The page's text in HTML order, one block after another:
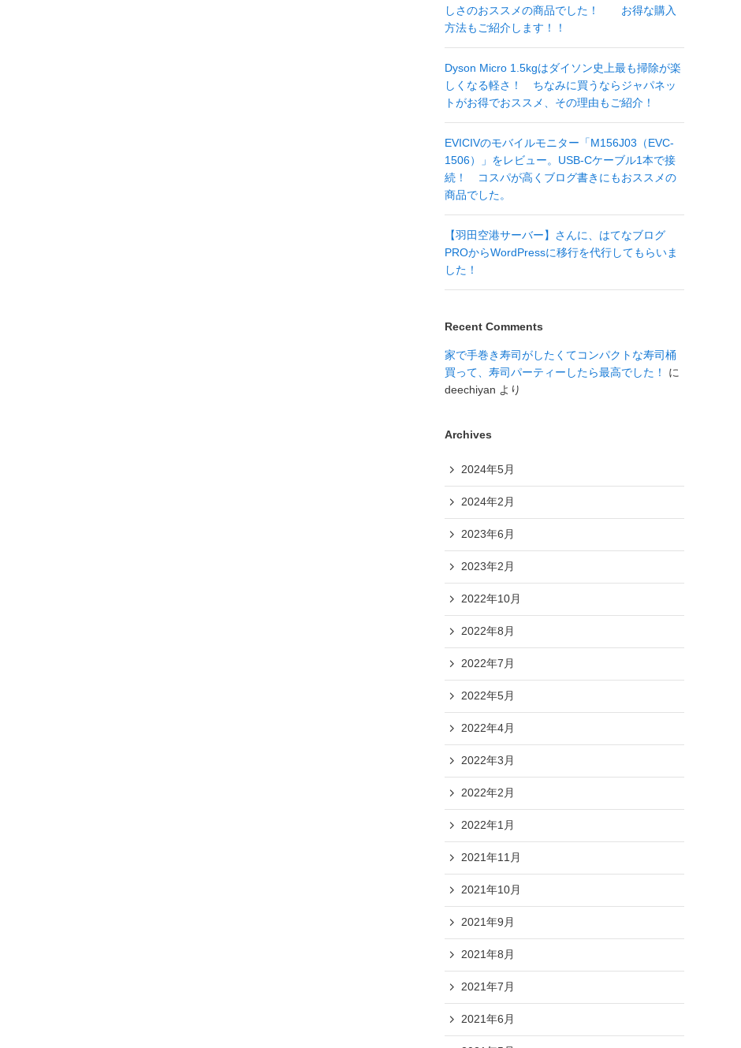
しさのおススメの商品でした！ お得な購入
方法もご紹介します！！
Dyson Micro 1.5kgはダイソン史上最も掃除が楽
しくなる軽さ！ ちなみに買うならジャパネッ
トがお得でおススメ、その理由もご紹介！
EVICIVのモバイルモニター「M156J03（EVC-
1506）」をレビュー。USB-Cケーブル1本で接
続！ コスパが高くブログ書きにもおススメの
商品でした。
【羽田空港サーバー】さんに、はてなブログ
PROからWordPressに移行を代行してもらいま
した！
Recent Comments
家で手巻き寿司がしたくてコンパクトな寿司桶
買って、寿司パーティーしたら最高でした！
に
deechiyan より
Archives
2024年5月
2024年2月
2023年6月
2023年2月
2022年10月
2022年8月
2022年7月
2022年5月
2022年4月
2022年3月
2022年2月
2022年1月
2021年11月
2021年10月
2021年9月
2021年8月
2021年7月
2021年6月